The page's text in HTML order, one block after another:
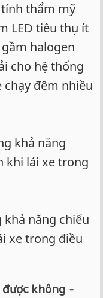
thẩm mỹ
LED tiêu thụ ít
halogen
cho hệ thống
chạy đêm nhiều
năng chiếu
xe trong điều
không -